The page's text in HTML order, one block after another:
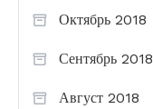
Октябрь 2018
Сентябрь 2018
Август 2018